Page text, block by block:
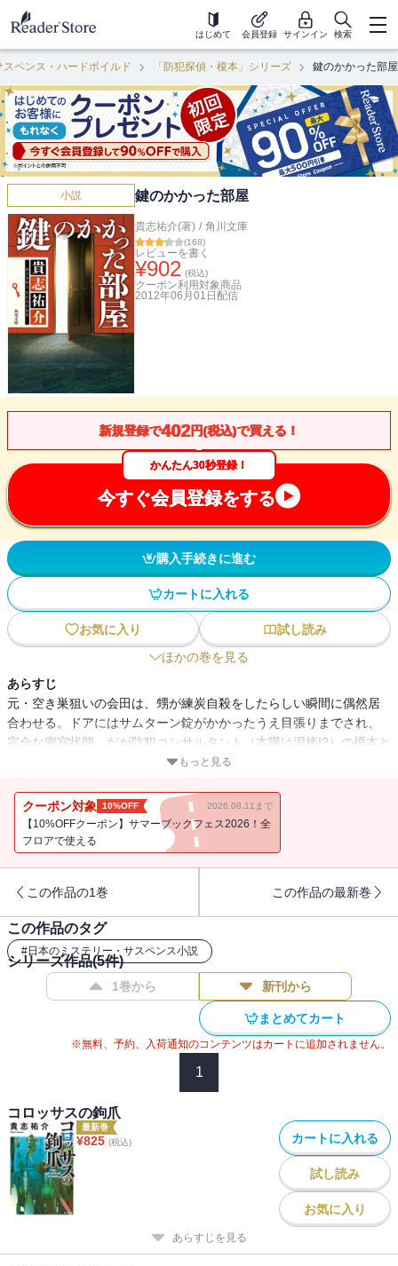
はじめて 会員登録 サインイン 検索
ペンス・ハードボイルド 「防犯探偵・榎本」シリーズ 鍵のかかった部屋
小説 鍵のかかった部屋
貴志祐介(著) / 角川文庫
(168)
レビューを書く
¥902 (税込)
クーポン利用対象商品
2012年06月01日 配信
新規登録で402円(税込)で買える！
かんたん30秒登録！
今すぐ会員登録をする
購入手続きに進む
カートに入れる
お気に入り
試し読み
ほかの巻を見る
あらすじ
元・空き巣狙いの会田は、甥が練炭自殺をしたらしい瞬間に偶然居
合わせる。ドアにはサムターン錠がかかったうえ目張りまでされ、
完全な密室状態。だが防犯コンサルタント（本職は泥棒!?）の榎本と
弁護士の純子は、これは計画的な殺人ではないかと疑う（「鍵のか
驚天動地の密室トリック４連発。あなたはこの密室を解き明かせる
か!? 防犯探偵・榎本シリーズ、第３弾！
もっと見る
クーポン対象 10%OFF 2026.08.11まで
【10%OFFクーポン】サマーブックフェス2026！全
フロアで使える
この作品の1巻 この作品の最新巻
この作品のタグ
#日本のミステリー・サスペンス小説
シリーズ作品(5件)
1巻から 新刊から
まとめてカート
※無料、予約、入荷通知のコンテンツはカートに追加されません。
1
コロッサスの鉤爪
最新巻
¥825 (税込) カートに入れる
試し読み
お気に入り
あらすじを見る